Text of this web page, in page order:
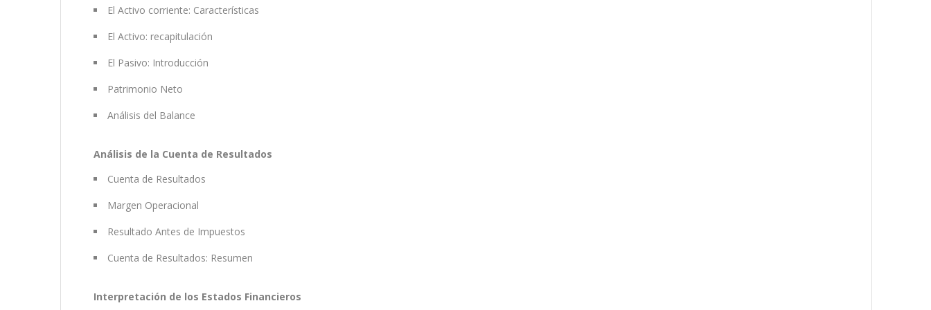
El Activo corriente: Características
El Activo: recapitulación
El Pasivo: Introducción
Patrimonio Neto
Análisis del Balance
Análisis de la Cuenta de Resultados
Cuenta de Resultados
Margen Operacional
Resultado Antes de Impuestos
Cuenta de Resultados: Resumen
Interpretación de los Estados Financieros